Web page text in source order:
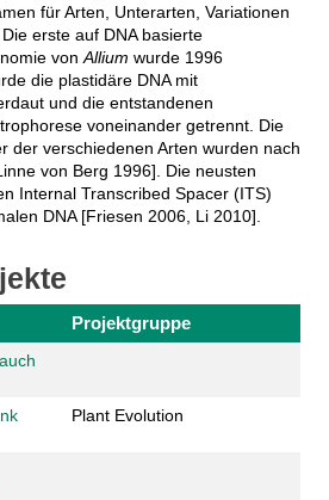
für Arten, Unterarten, Variationen
erste auf DNA basierte
von Allium wurde 1996
die plastidäre DNA mit
und die entstandenen
voneinander getrennt. Die
der verschiedenen Arten wurden nach
von Berg 1996]. Die neusten
Internal Transcribed Spacer (ITS)
DNA [Friesen 2006, Li 2010].
Projektgruppe
Plant Evolution